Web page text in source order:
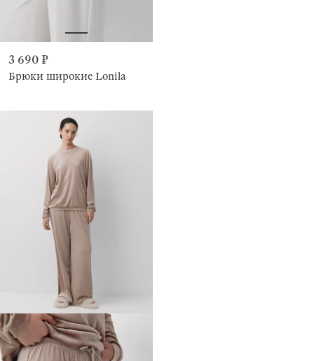
3 690 ₽
Брюки широкие Lonila